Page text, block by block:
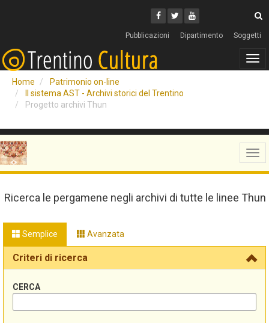
Facebook
Twitter
Youtube
Pubblicazioni Dipartimento Soggetti
Home
Patrimonio on-line
Il sistema AST - Archivi storici del Trentino
Progetto archivi Thun
Ricerca le pergamene negli archivi di tutte le linee Thun
Semplice Avanzata
Criteri di ricerca
CERCA